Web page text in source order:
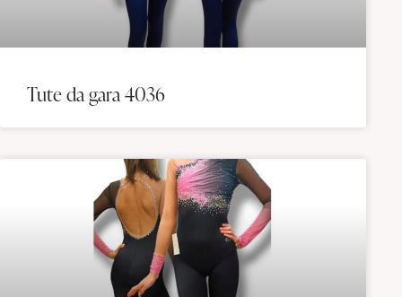
Tute da gara 4036